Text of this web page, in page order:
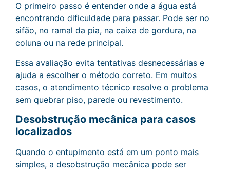
O primeiro passo é entender onde a água está
encontrando dificuldade para passar. Pode ser no
sifão, no ramal da pia, na caixa de gordura, na
coluna ou na rede principal.
Essa avaliação evita tentativas desnecessárias e
ajuda a escolher o método correto. Em muitos
casos, o atendimento técnico resolve o problema
sem quebrar piso, parede ou revestimento.
Desobstrução mecânica para casos
localizados
Quando o entupimento está em um ponto mais
simples, a desobstrução mecânica pode ser